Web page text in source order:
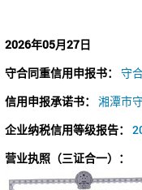
2026年05月27日
守合同重信用申报书：
守
信用申报承诺书：
湘潭市
企业纳税信用等级报告：
营业执照（三证合一）：